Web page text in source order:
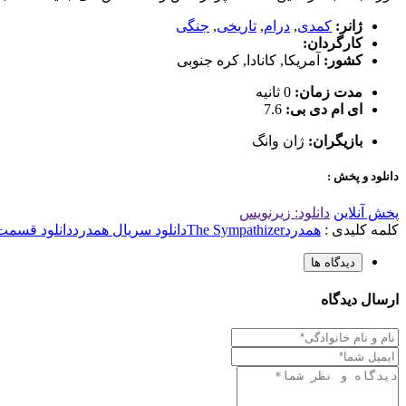
ژانر: کمدی, درام, تاریخی, جنگی
کارگردان:
کشور: آمریکا, کانادا , کره جنوبی
مدت زمان: 0 ثانیه
ای ام دی بی: 7.6
بازیگران: ژان وانگ
دانلود و پخش :
پخش آنلاین دانلود: زیرنویس
کلمه کلیدی : همدردThe Sympathizerدانلود سریال همدرددانلود قسمت 3
دیدگاه ها
ارسال دیدگاه